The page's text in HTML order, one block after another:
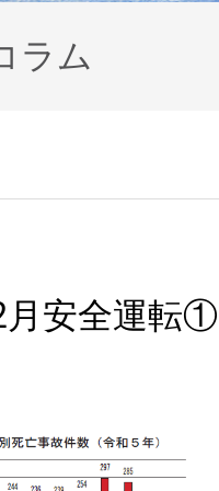
ラム
月安全運転